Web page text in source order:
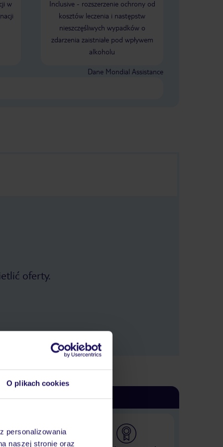
O plikach cookies
personalizowania
naszej stronie oraz
POLECAM!!!
w
Inclusive - rozszerzenie ochrony od
kosztów leczenia i następstw
nieszczęśliwych wypadków o
zdarzenia zaistniałe pod wpływem
alkoholu
Dane Mondial Assistance
oferty.